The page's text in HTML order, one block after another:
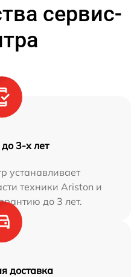
сервис-
3-х лет
устанавливает
техники Ariston и
до 3 лет.
доставка